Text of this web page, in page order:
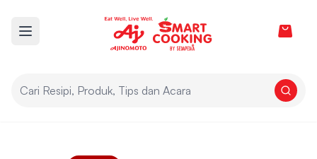
Open main menu
View